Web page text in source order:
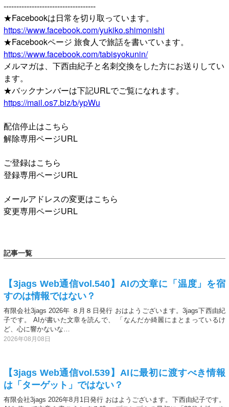
------------------------------------
★Facebookは日常を切り取っています。
https://www.facebook.com/yukiko.shimonishi
★Facebookページ 旅食人で旅話を書いています。
https://www.facebook.com/tabisyokunin/
メルマガは、下西由紀子と名刺交換をした方にお送りしてい
ます。
★バックナンバーは下記URLでご覧になれます。
https://mail.os7.biz/b/ypWu
配信停止はこちら
解除専用ページURL
ご登録はこちら
登録専用ページURL
メールアドレスの変更はこちら
変更専用ページURL
記事一覧
【3jags Web通信vol.540】AIの文章に「温度」を宿
すのは情報ではない？
有限会社3jags 2026年 ８月８日発行 おはようございます。3jags下西由紀
子です。 AIが書いた文章を読んで、 「なんだか綺麗にまとまっているけ
ど、心に響かないな…
2026年08月08日
【3jags Web通信vol.539】AIに最初に渡すべき情報
は「ターゲット」ではない？
有限会社3jags 2026年8月1日発行 おはようございます。下西由紀子です。